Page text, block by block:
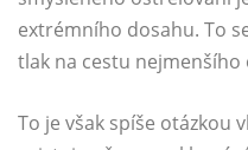
extrémního dosahu. To
tlak na cestu
To je však spíše otázkou